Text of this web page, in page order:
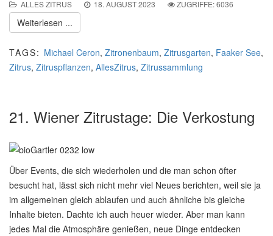
ALLES ZITRUS 18. AUGUST 2023 ZUGRIFFE: 6036
Weiterlesen ...
TAGS: Michael Ceron, Zitronenbaum, Zitrusgarten, Faaker See,
Zitrus, Zitruspflanzen, AllesZitrus, Zitrussammlung
21. Wiener Zitrustage: Die Verkostung
Über Events, die sich wiederholen und die man schon öfter
besucht hat, lässt sich nicht mehr viel Neues berichten, weil sie ja
im allgemeinen gleich ablaufen und auch ähnliche bis gleiche
Inhalte bieten. Dachte ich auch heuer wieder. Aber man kann
jedes Mal die Atmosphäre genießen, neue Dinge entdecken